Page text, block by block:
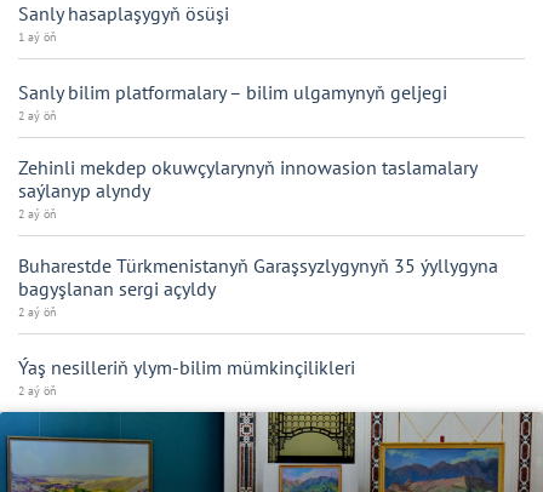
Sanly hasaplaşygyň ösüşi
1 aý öň
Sanly bilim platformalary – bilim ulgamynyň geljegi
2 aý öň
Zehinli mekdep okuwçylarynyň innowasion taslamalary
saýlanyp alyndy
2 aý öň
Buharestde Türkmenistanyň Garaşsyzlygynyň 35 ýyllygyna
bagyşlanan sergi açyldy
2 aý öň
Ýaş nesilleriň ylym-bilim mümkinçilikleri
2 aý öň